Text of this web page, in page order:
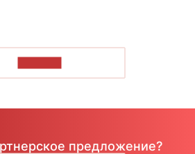
предложение?